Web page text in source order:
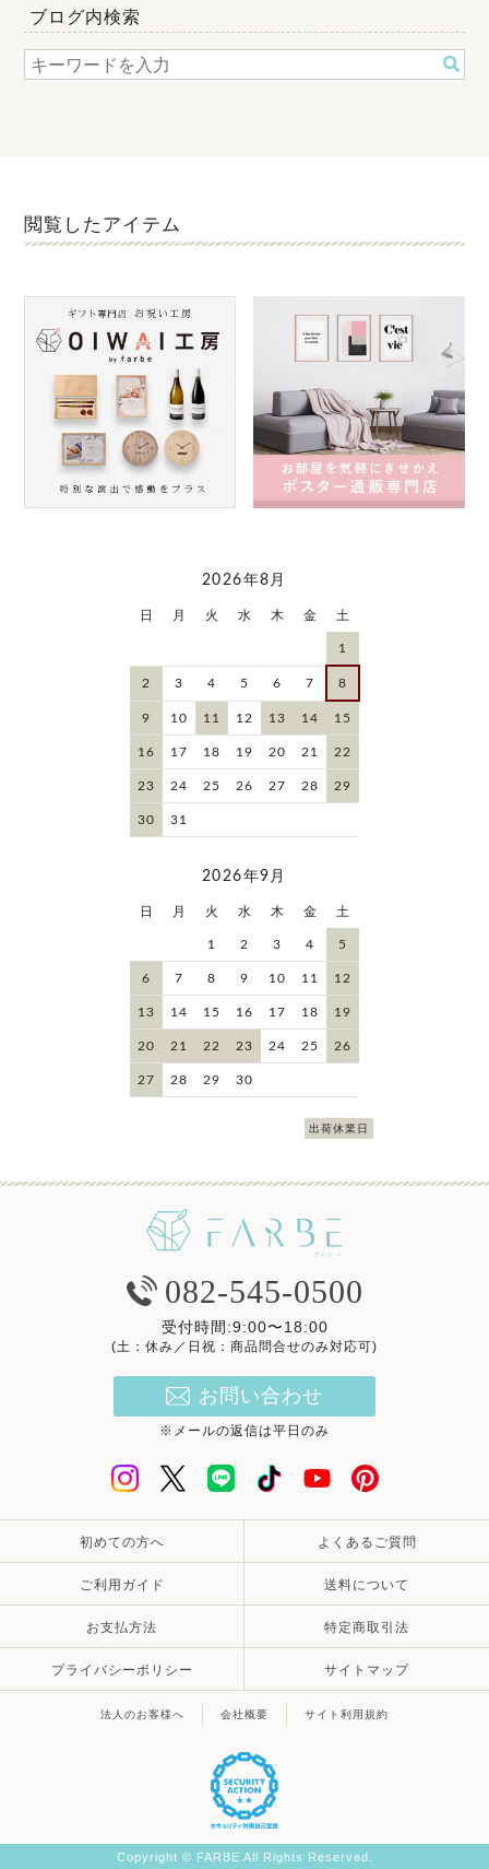
ブログ内検索
閲覧したアイテム
2026年8月
日 月 火 水 木 金 土
1
2 3 4 5 6 7 8
9 10 11 12 13 14 15
16 17 18 19 20 21 22
23 24 25 26 27 28 29
30 31
2026年9月
日 月 火 水 木 金 土
1 2 3 4 5
6 7 8 9 10 11 12
13 14 15 16 17 18 19
20 21 22 23 24 25 26
27 28 29 30
出荷休業日
082-545-0500
受付時間:9:00〜18:00
(土：休み／日祝：商品問合せのみ対応可)
お問い合わせ
※メールの返信は平日のみ
初めての方へ よくあるご質問
ご利用ガイド 送料について
お支払方法 特定商取引法
プライバシーポリシー サイトマップ
法人のお客様へ 会社概要 サイト利用規約
Copyright © FARBE All Rights Reserved.